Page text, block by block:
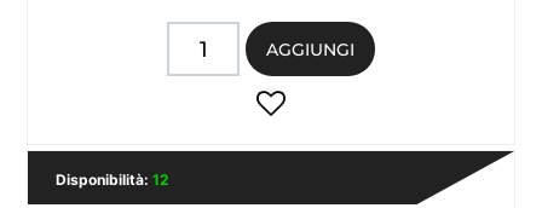
Quantità
AGGIUNGI
Disponibilità: 12